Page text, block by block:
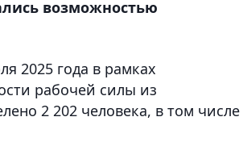
возможностью
2025 года в рамках
рабочей силы из
2 202 человека, в том числе